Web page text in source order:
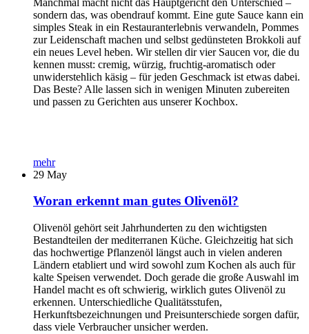
sondern das, was obendrauf kommt. Eine gute Sauce kann ein
simples Steak in ein Restauranterlebnis verwandeln, Pommes
zur Leidenschaft machen und selbst gedünsteten Brokkoli auf
ein neues Level heben. Wir stellen dir vier Saucen vor, die du
kennen musst: cremig, würzig, fruchtig-aromatisch oder
unwiderstehlich käsig – für jeden Geschmack ist etwas dabei.
Das Beste? Alle lassen sich in wenigen Minuten zubereiten
und passen zu Gerichten aus unserer Kochbox.
mehr
29 May
Woran erkennt man gutes Olivenöl?
Olivenöl gehört seit Jahrhunderten zu den wichtigsten
Bestandteilen der mediterranen Küche. Gleichzeitig hat sich
das hochwertige Pflanzenöl längst auch in vielen anderen
Ländern etabliert und wird sowohl zum Kochen als auch für
kalte Speisen verwendet. Doch gerade die große Auswahl im
Handel macht es oft schwierig, wirklich gutes Olivenöl zu
erkennen. Unterschiedliche Qualitätsstufen,
Herkunftsbezeichnungen und Preisunterschiede sorgen dafür,
dass viele Verbraucher unsicher werden.